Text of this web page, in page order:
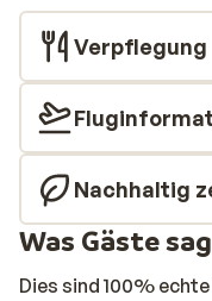
Verpflegung
Nachhaltig
Was Gäste
Dies sind 100%